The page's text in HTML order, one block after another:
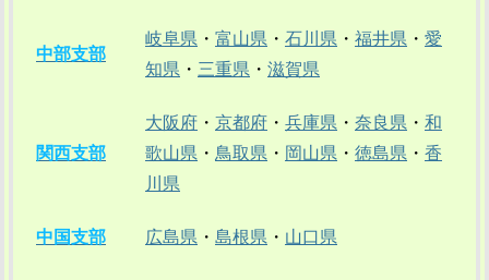
中部支部
岐阜県 ・ 富山県 ・ 石川県 ・ 福井県 ・ 愛
知県 ・ 三重県 ・ 滋賀県
関西支部
大阪府 ・ 京都府 ・ 兵庫県 ・ 奈良県 ・ 和
歌山県 ・ 鳥取県 ・ 岡山県 ・ 徳島県 ・ 香
川県
中国支部 広島県 ・ 島根県 ・ 山口県